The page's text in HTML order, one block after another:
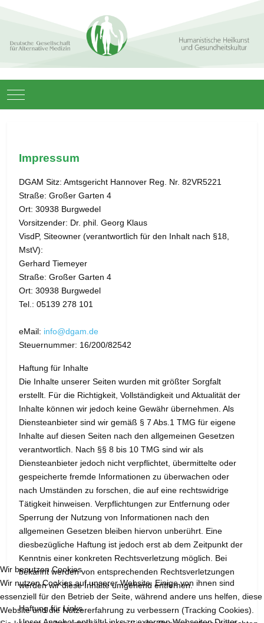
Mobile Menu Toggle
Impressum
DGAM Sitz: Amtsgericht Hannover Reg. Nr. 82VR5221
Straße: Großer Garten 4
Ort: 30938 Burgwedel
Vorsitzender: Dr. phil. Georg Klaus
VisdP, Siteowner (verantwortlich für den Inhalt nach §18,
MstV):
Gerhard Tiemeyer
Straße: Großer Garten 4
Ort: 30938 Burgwedel
Tel.: 05139 278 101
eMail: info@dgam.de
Steuernummer: 16/200/82542
Haftung für Inhalte
Die Inhalte unserer Seiten wurden mit größter Sorgfalt
erstellt. Für die Richtigkeit, Vollständigkeit und Aktualität der
Inhalte können wir jedoch keine Gewähr übernehmen. Als
Diensteanbieter sind wir gemäß § 7 Abs.1 TMG für eigene
Inhalte auf diesen Seiten nach den allgemeinen Gesetzen
verantwortlich. Nach §§ 8 bis 10 TMG sind wir als
Diensteanbieter jedoch nicht verpflichtet, übermittelte oder
gespeicherte fremde Informationen zu überwachen oder
nach Umständen zu forschen, die auf eine rechtswidrige
Tätigkeit hinweisen. Verpflichtungen zur Entfernung oder
Sperrung der Nutzung von Informationen nach den
allgemeinen Gesetzen bleiben hiervon unberührt. Eine
diesbezügliche Haftung ist jedoch erst ab dem Zeitpunkt der
Kenntnis einer konkreten Rechtsverletzung möglich. Bei
bekannt werden von entsprechenden Rechtsverletzungen
werden wir diese Inhalte umgehend entfernen.
Haftung für Links
Wir benutzen Cookies
Wir nutzen Cookies auf unserer Website. Einige von ihnen sind
essenziell für den Betrieb der Seite, während andere uns helfen, diese
Website und die Nutzererfahrung zu verbessern (Tracking Cookies).